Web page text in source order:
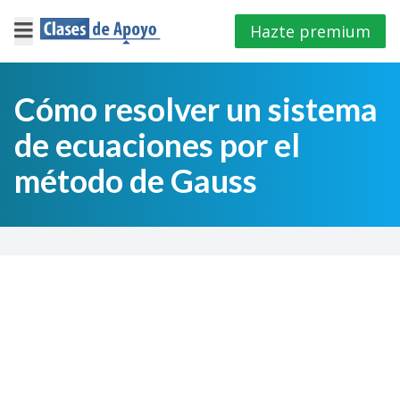
×
Iniciar
sesión
E.S.O
Hazte premium
Cómo resolver un sistema
de ecuaciones por el
método de Gauss